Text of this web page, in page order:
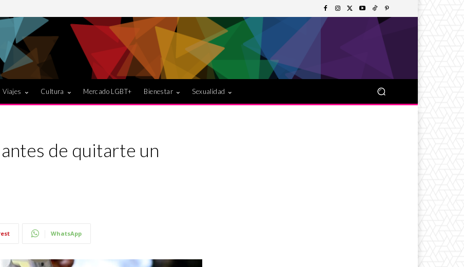
Viajes Cultura Mercado LGBT+ Bienestar Sexualidad
de quitarte un
WhatsApp